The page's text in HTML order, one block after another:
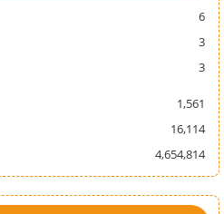
6
3
3
1,561
16,114
4,654,814